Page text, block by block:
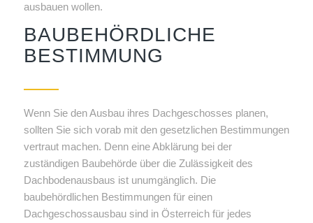
ausbauen wollen.
BAUBEHÖRDLICHE
BESTIMMUNG
Wenn Sie den Ausbau ihres Dachgeschosses planen,
sollten Sie sich vorab mit den gesetzlichen Bestimmungen
vertraut machen. Denn eine Abklärung bei der
zuständigen Baubehörde über die Zulässigkeit des
Dachbodenausbaus ist unumgänglich. Die
baubehördlichen Bestimmungen für einen
Dachgeschossausbau sind in Österreich für jedes